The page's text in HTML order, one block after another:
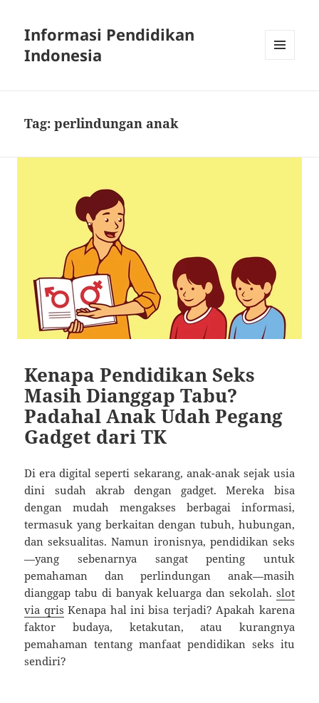
Informasi Pendidikan
Indonesia
Tag:perlindungan anak
Kenapa Pendidikan Seks
Masih Dianggap Tabu?
Padahal Anak Udah Pegang
Gadget dari TK
Di era digital seperti sekarang, anak-anak sejak usia
dini sudah akrab dengan gadget. Mereka bisa
dengan mudah mengakses berbagai informasi,
termasuk yang berkaitan dengan tubuh, hubungan,
dan seksualitas. Namun ironisnya, pendidikan seks
—yang sebenarnya sangat penting untuk
pemahaman dan perlindungan anak—masih
dianggap tabu di banyak keluarga dan sekolah. slot
via qris Kenapa hal ini bisa terjadi? Apakah karena
faktor budaya, ketakutan, atau kurangnya
pemahaman tentang manfaat pendidikan seks itu
sendiri?